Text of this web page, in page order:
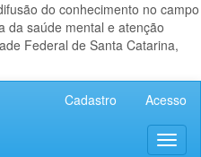
do conhecimento no campo
da saúde mental e atenção
Federal de Santa Catarina,
Cadastro Acesso